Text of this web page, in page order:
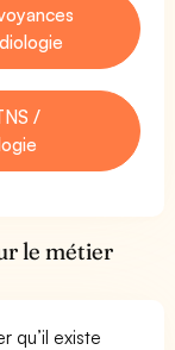
/
le métier
qu’il existe